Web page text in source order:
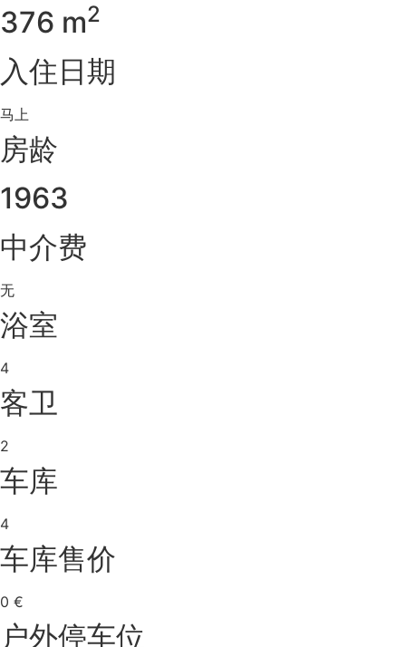
376 m2
入住日期
马上
房龄
1963
中介费
无
浴室
4
客卫
2
车库
4
车库售价
0 €
户外停车位